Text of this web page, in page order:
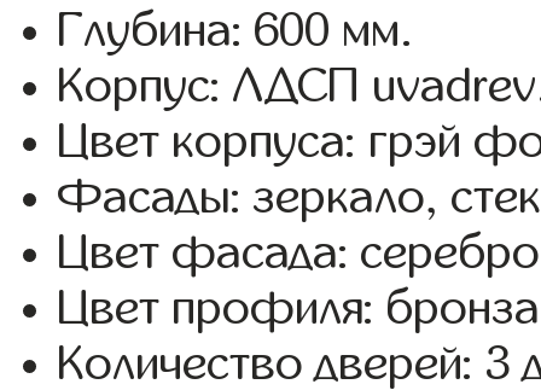
Глубина: 600 мм.
Корпус: ЛДСП
Цвет корпуса: грэй
Фасады: зеркало,
Цвет фасада:
Цвет профиля:
Количество дверей: 3